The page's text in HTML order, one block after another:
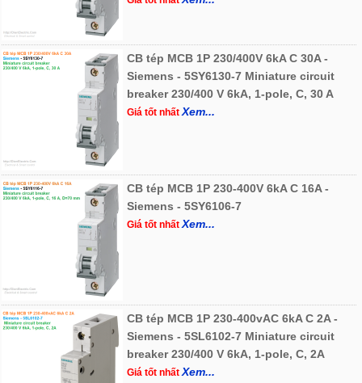
CB tép MCB 1P 230/400V 6kA C 30A -
Siemens - 5SY6130-7 Miniature circuit
breaker 230/400 V 6kA, 1-pole, C, 30 A
Giá tốt nhấtXem...
CB tép MCB 1P 230-400V 6kA C 16A -
Siemens - 5SY6106-7
Giá tốt nhấtXem...
CB tép MCB 1P 230-400vAC 6kA C 2A -
Siemens - 5SL6102-7 Miniature circuit
breaker 230/400 V 6kA, 1-pole, C, 2A
Giá tốt nhấtXem...